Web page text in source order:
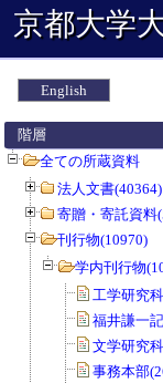
京都大学
English
階層
全ての所蔵資料
法人文書(40364)
寄贈・寄託資料
刊行物(10970)
学内刊行物
工学研究
福井謙一
文学研究
事務本部